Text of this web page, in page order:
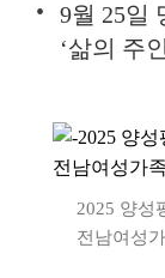
9월 25일
‘삶의 주
2025 양성
전남여성